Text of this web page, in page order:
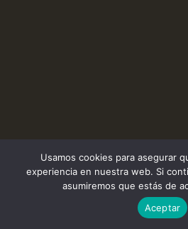
Usamos cookies para asegurar
experiencia en nuestra web. Si
asumiremos que estás de
Aceptar